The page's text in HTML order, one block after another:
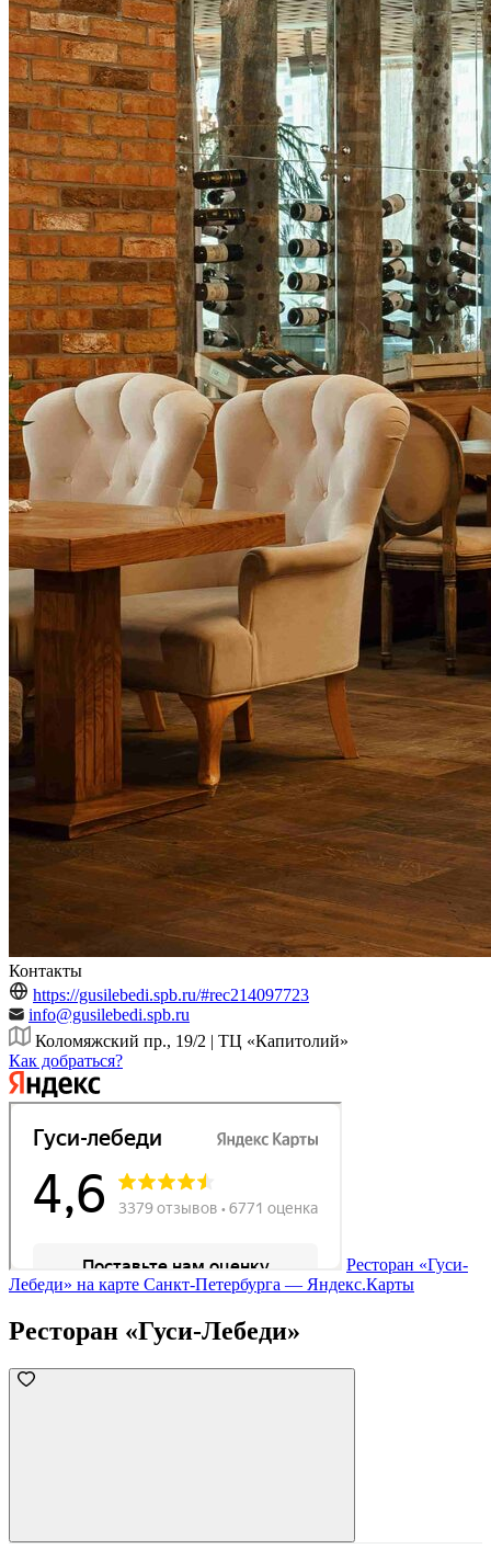
Контакты
https://gusilebedi.spb.ru/#rec214097723
info@gusilebedi.spb.ru
Коломяжский пр., 19/2 | ТЦ «Капитолий»
Как добраться?
Ресторан «Гуси-
Лебеди» на карте Санкт‑Петербурга — Яндекс.Карты
Ресторан «Гуси-Лебеди»